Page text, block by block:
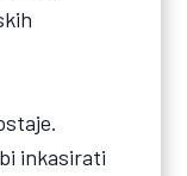
inkasirati